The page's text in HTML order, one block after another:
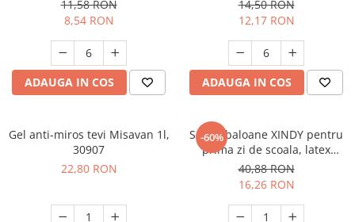
11,58 RON
8,54 RON
ADAUGA IN COS
14,50 RON
12,17 RON
ADAUGA IN COS
Gel anti-miros tevi Misavan 1l,
30907
22,80 RON
-60%
Set 35 baloane XINDY pentru
prima zi de scoala, latex
colorate, decoratiuni pentru
baieti si fete
40,88 RON
16,26 RON